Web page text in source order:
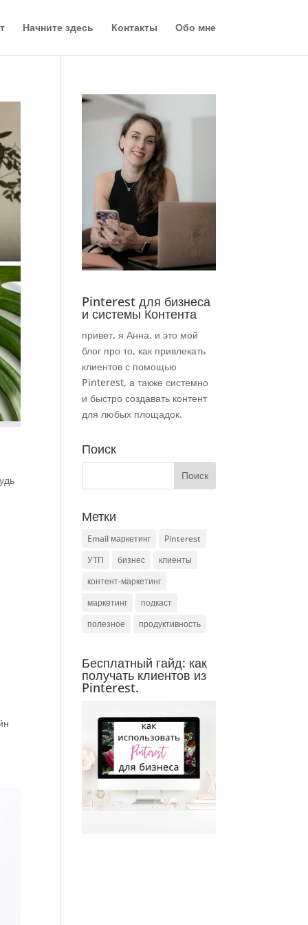
Начните здесь Контакты Обо мне
Pinterest для бизнеса
и системы Контента
привет, я Анна. и это мой
блог про то, как привлекать
клиентов с помощью
Pinterest, а также системно
и быстро создавать контент
для любых площадок.
Поиск
Метки
Email маркетинг
Pinterest
УТП
бизнес
клиенты
контент-маркетинг
маркетинг
подкаст
полезное
продуктивность
Бесплатный гайд: как
получать клиентов из
Pinterest.